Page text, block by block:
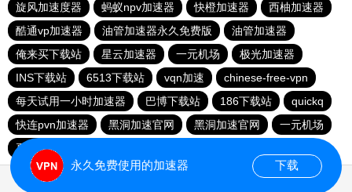
旋风加速度器
蚂蚁npv加速器 快橙加速器
西柚加速器
酷通vp加速器
油管加速器永久免费版
油管加速器
俺来买下载站
星云加速器 一元机场
极光加速器
INS下载站
6513下载站 vqn加速
chinese-free-vpn
每天试用一小时加速器
巴博下载站 186下载站
quickq
快连pvn加速器
黑洞加速官网 黑洞加速官网
一元机场
夏时加速器
永久免费使用的加速器 下载